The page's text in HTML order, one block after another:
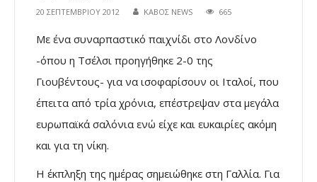
20 ΣΕΠΤΕΜΒΡΊΟΥ 2012 ΚΑΒΟΣ NEWS 665
Με ένα συναρπαστικό παιχνίδι στο Λονδίνο
-όπου η Τσέλσι προηγήθηκε 2-0 της
Γιουβέντους- για να ισοφαρίσουν οι Ιταλοί, που
έπειτα από τρία χρόνια, επέστρεψαν στα μεγάλα
ευρωπαϊκά σαλόνια ενώ είχε και ευκαιρίες ακόμη
και για τη νίκη.
Η έκπληξη της ημέρας σημειώθηκε στη Γαλλία. Για